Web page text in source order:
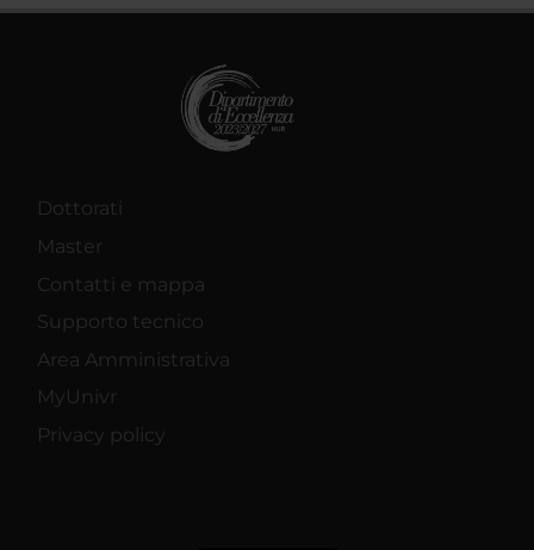
Dottorati
Master
Contatti e mappa
Supporto tecnico
Area Amministrativa
MyUnivr
Privacy policy